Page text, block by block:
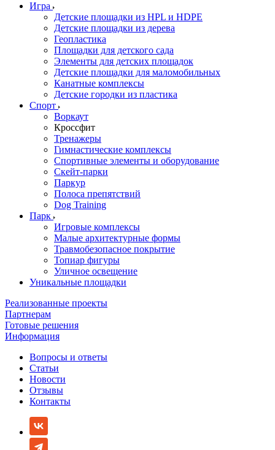
Игра
Детские площадки из HPL и HDPE
Детские площадки из дерева
Геопластика
Площадки для детского сада
Элементы для детских площадок
Детские площадки для маломобильных
Канатные комплексы
Детские городки из пластика
Спорт
Воркаут
Кроссфит
Тренажеры
Гимнастические комплексы
Спортивные элементы и оборудование
Скейт-парки
Паркур
Полоса препятствий
Dog Training
Парк
Игровые комплексы
Малые архитектурные формы
Травмобезопасное покрытие
Топиар фигуры
Уличное освещение
Уникальные площадки
Реализованные проекты
Партнерам
Готовые решения
Информация
Вопросы и ответы
Статьи
Новости
Отзывы
Контакты